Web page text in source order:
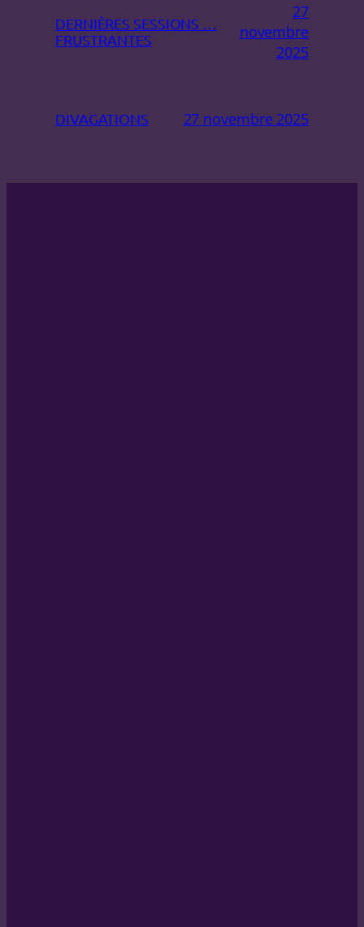
DERNIÈRES SESSIONS …
FRUSTRANTES
27
novembre
2025
DIVAGATIONS 27 novembre 2025